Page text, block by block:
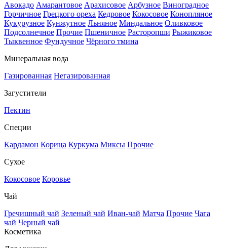
Авокадо Амарантовое Арахисовое Арбузное Виноградное
Горчичное Грецкого ореха Кедровое Кокосовое Конопляное
Кукурузное Кунжутное Льняное Миндальное Оливковое
Подсолнечное Прочие Пшеничное Расторопши Рыжиковое
Тыквенное Фундучное Чёрного тмина
Минеральная вода
Газированная Негазированная
Загустители
Пектин
Специи
Кардамон Корица Куркума Миксы Прочие
Сухое
Кокосовое Коровье
Чай
Гречишный чай Зеленый чай Иван-чай Матча Прочие Чага
чай Черный чай
Косметика